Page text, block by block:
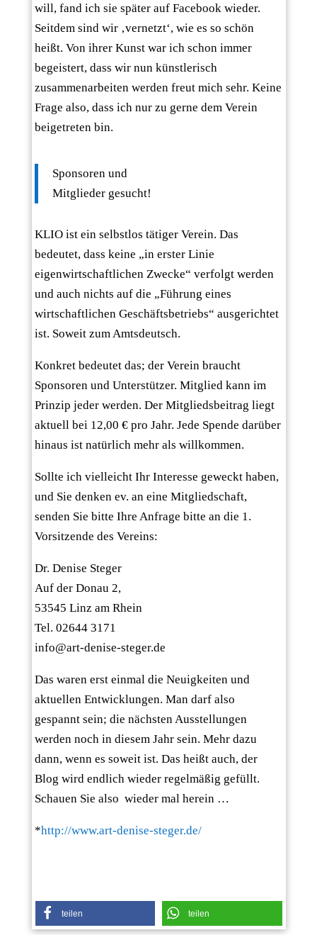
will, fand ich sie später auf Facebook wieder.
Seitdem sind wir ‚vernetzt‘, wie es so schön
heißt. Von ihrer Kunst war ich schon immer
begeistert, dass wir nun künstlerisch
zusammenarbeiten werden freut mich sehr. Keine
Frage also, dass ich nur zu gerne dem Verein
beigetreten bin.
Sponsoren und
Mitglieder gesucht!
KLIO ist ein selbstlos tätiger Verein. Das
bedeutet, dass keine „in erster Linie
eigenwirtschaftlichen Zwecke“ verfolgt werden
und auch nichts auf die „Führung eines
wirtschaftlichen Geschäftsbetriebs“ ausgerichtet
ist. Soweit zum Amtsdeutsch.
Konkret bedeutet das; der Verein braucht
Sponsoren und Unterstützer. Mitglied kann im
Prinzip jeder werden. Der Mitgliedsbeitrag liegt
aktuell bei 12,00 € pro Jahr. Jede Spende darüber
hinaus ist natürlich mehr als willkommen.
Sollte ich vielleicht Ihr Interesse geweckt haben,
und Sie denken ev. an eine Mitgliedschaft,
senden Sie bitte Ihre Anfrage bitte an die 1.
Vorsitzende des Vereins:
Dr. Denise Steger
Auf der Donau 2,
53545 Linz am Rhein
Tel. 02644 3171
info@art-denise-steger.de
Das waren erst einmal die Neuigkeiten und
aktuellen Entwicklungen. Man darf also
gespannt sein; die nächsten Ausstellungen
werden noch in diesem Jahr sein. Mehr dazu
dann, wenn es soweit ist. Das heißt auch, der
Blog wird endlich wieder regelmäßig gefüllt.
Schauen Sie also wieder mal herein …
*http://www.art-denise-steger.de/
teilen teilen